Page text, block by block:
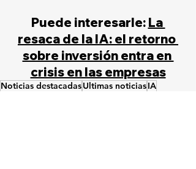
Puede interesarle: La
resaca de la IA: el retorno
sobre inversión entra en
crisis en las empresas
Noticias destacadasUltimas noticiasIA